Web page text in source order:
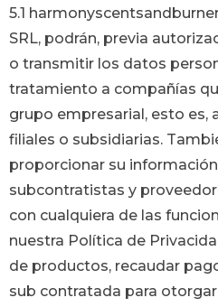
5.1
SRL, podrán, previa
o transmitir los datos
tratamiento a compañías
grupo empresarial, esto es,
filiales o subsidiarias.
proporcionar su
subcontratistas y
con cualquiera de las
nuestra Política de
de productos, recaudar
sub contratada para